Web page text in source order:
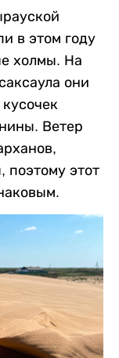
в этом году
холмы. На
они
Ветер
поэтому этот